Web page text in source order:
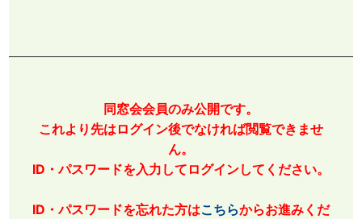
同窓会会員のみ公開です。
これより先はログイン後でなければ閲覧できませ
ん。
ID・パスワードを入力してログインしてください。
ID・パスワードを忘れた方はこちらからお進みくだ